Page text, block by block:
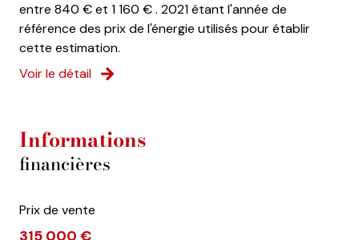
entre 840 € et 1 160 € . 2021 étant l'année de
référence des prix de l'énergie utilisés pour établir
cette estimation.
Voir le détail
Informations
financières
Prix de vente
315 000 €